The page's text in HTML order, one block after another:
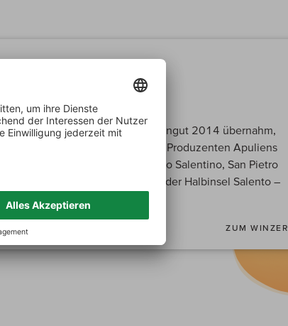
Vallone sein Familienweingut 2014 übernahm,
einem der beeindruckendsten Produzenten Apuliens
Drei Grundstücke in San Pancrazio Salentino, San Pietro
Carovigno – direkt im Herzen der Halbinsel Salento –
Anwesen. Mit Leidenschaft...
ZUM WINZER